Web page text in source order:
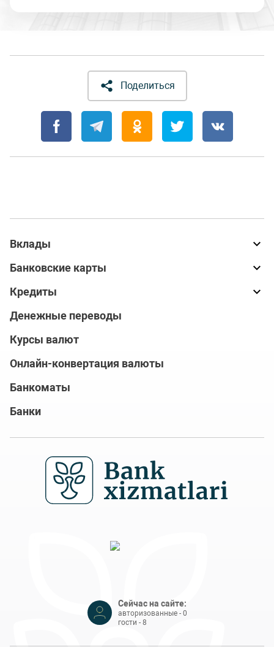
Поделиться
Вклады
Банковские карты
Кредиты
Денежные переводы
Курсы валют
Онлайн-конвертация валюты
Банкоматы
Банки
Сейчас на сайте:
авторизованные - 0
гости - 8